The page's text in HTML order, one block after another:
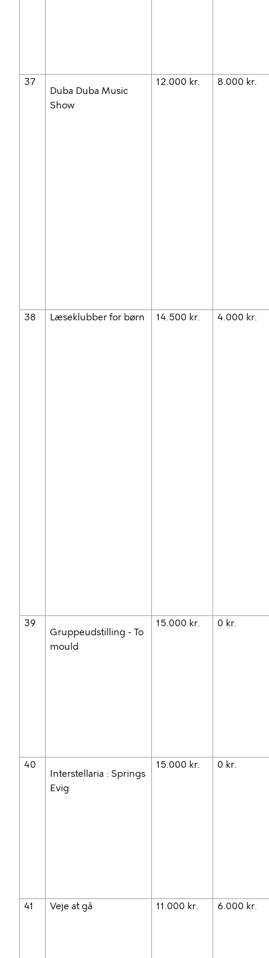
37
Duba Duba Music
Show
12.000 kr. 8.000 kr.
38 Læseklubber for børn 14.500 kr. 4.000 kr.
39
Gruppeudstilling - To
mould
15.000 kr. 0 kr.
40
Interstellaria : Springs
Evig
15.000 kr. 0 kr.
41 Veje at gå 11.000 kr. 6.000 kr.